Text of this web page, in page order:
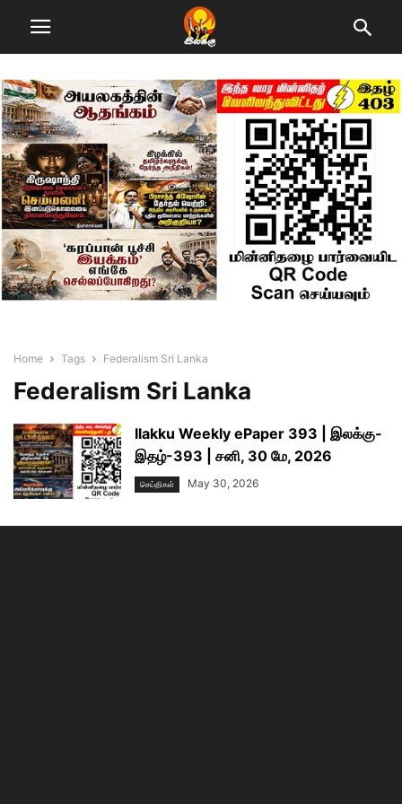
Home Tags Federalism Sri Lanka
Federalism Sri Lanka
Ilakku Weekly ePaper 393 | இலக்கு-
இதழ்-393 | சனி, 30 மே, 2026
செய்திகள் May 30, 2026